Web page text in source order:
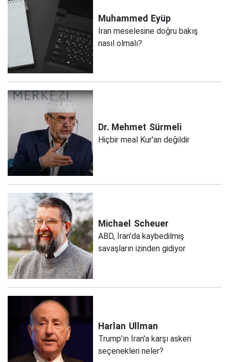
Muhammed Eyüp
İran meselesine doğru bakış
nasıl olmalı?
Dr. Mehmet Sürmeli
Hiçbir meal Kur'an değildir
Michael Scheuer
ABD, İran'da kaybedilmiş
savaşların izinden gidiyor
Harlan Ullman
Trump'ın İran'a karşı askeri
seçenekleri neler?